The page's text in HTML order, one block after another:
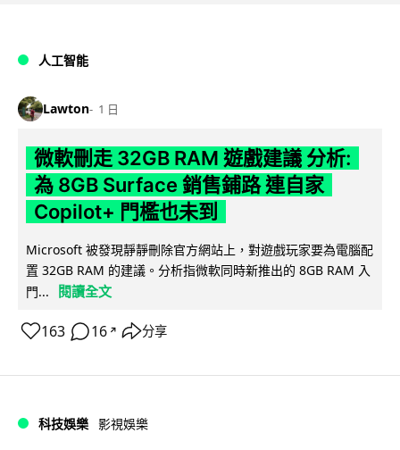
人工智能
Lawton 1 日
微軟刪走 32GB RAM 遊戲建議 分析:
為 8GB Surface 銷售鋪路 連自家
Copilot+ 門檻也未到
Microsoft 被發現靜靜刪除官方網站上，對遊戲玩家要為電腦配
置 32GB RAM 的建議。分析指微軟同時新推出的 8GB RAM 入
門...
閱讀全文
163 16 ↗ 分享
科技娛樂 影視娛樂